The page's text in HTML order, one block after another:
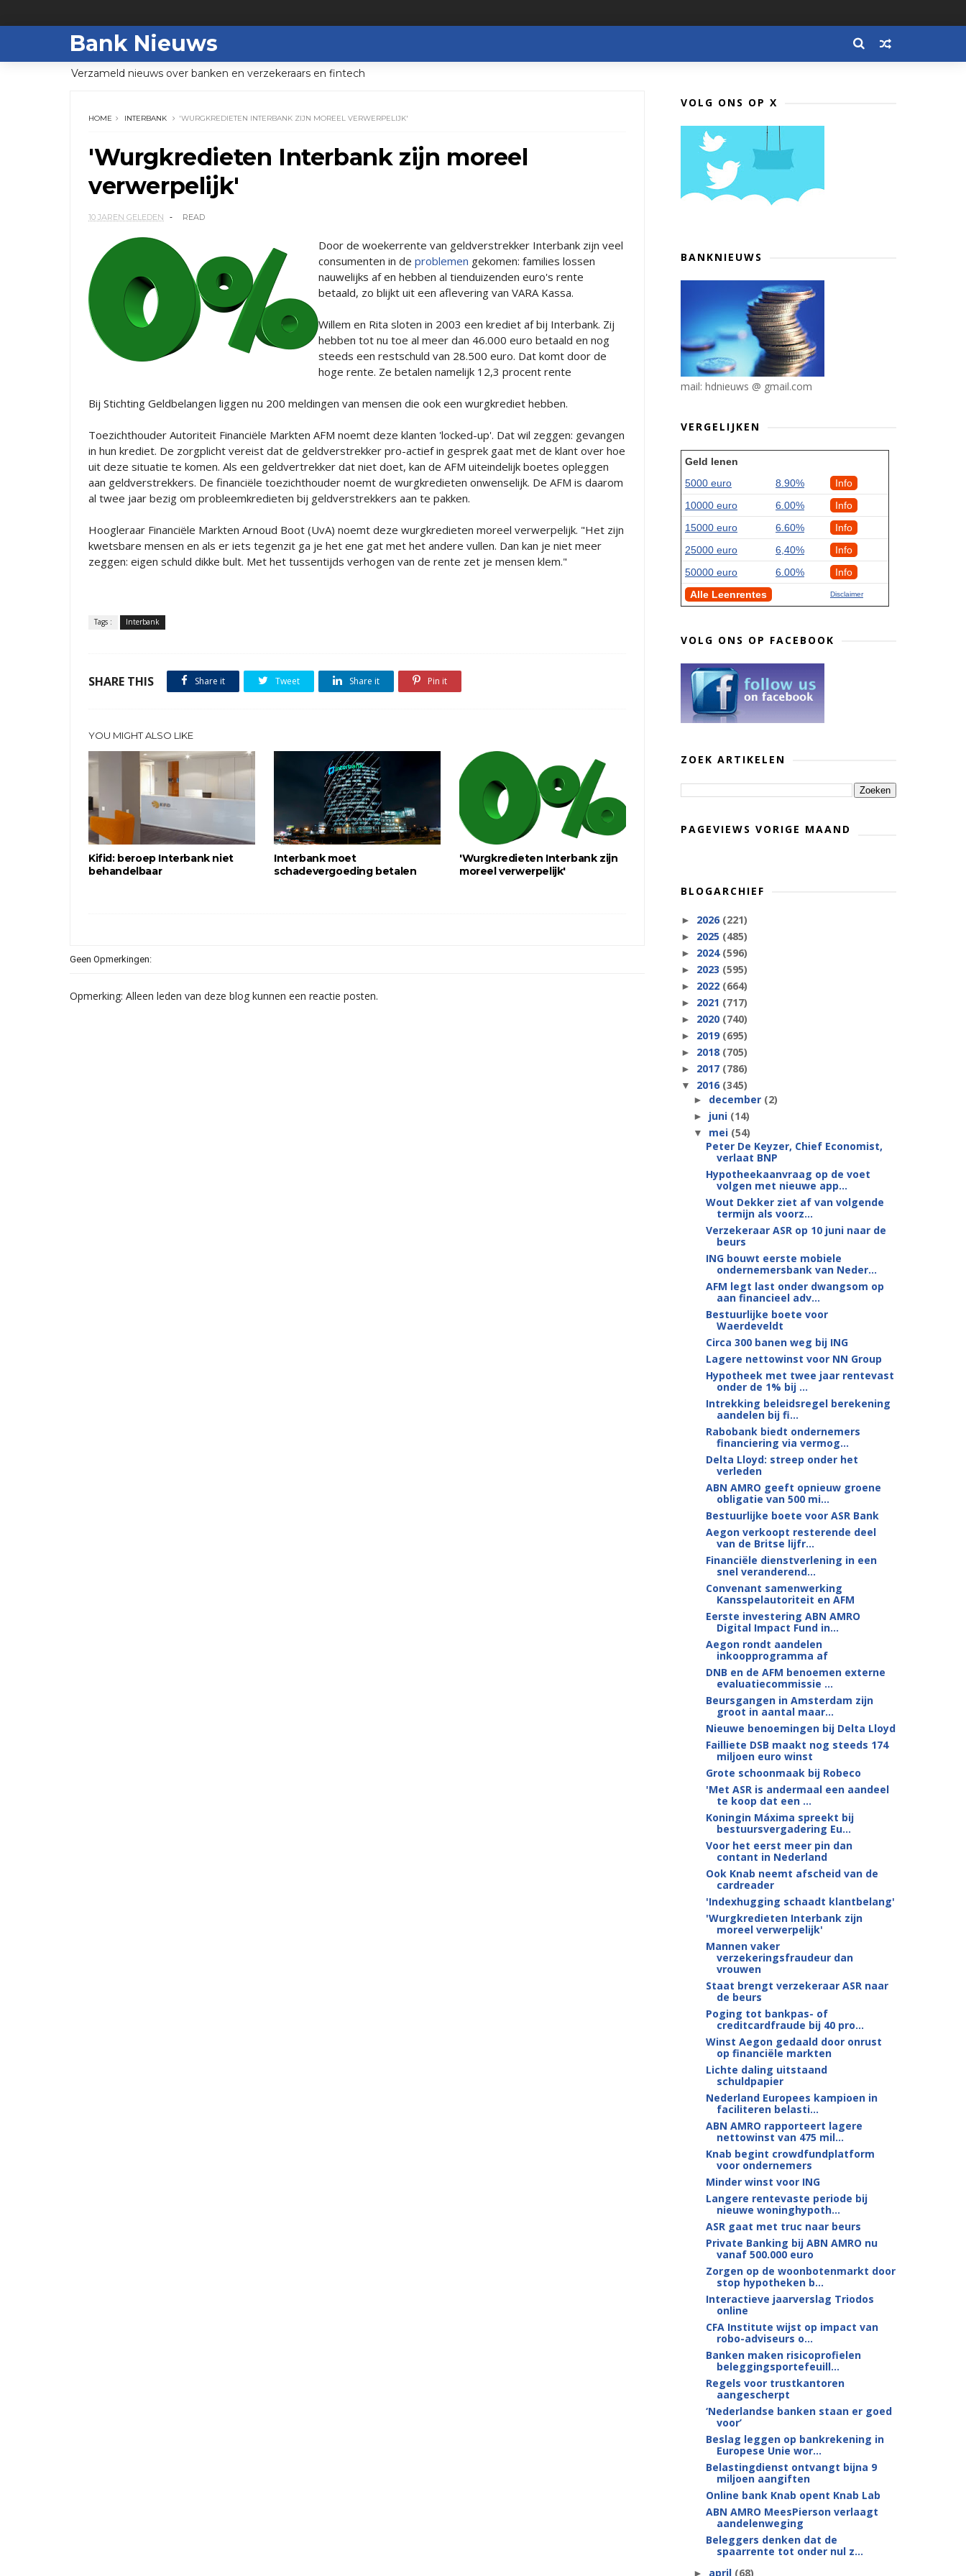
Bank Nieuws
Verzameld nieuws over banken en verzekeraars en fintech
HOME INTERBANK 'WURGKREDIETEN INTERBANK ZIJN MOREEL VERWERPELIJK'
'Wurgkredieten Interbank zijn moreel
verwerpelijk'
10 JAREN GELEDEN READ
Door de woekerrente van geldverstrekker Interbank zijn veel
consumenten in de problemen gekomen: families lossen
nauwelijks af en hebben al tienduizenden euro's rente
betaald, zo blijkt uit een aflevering van VARA Kassa.
Willem en Rita sloten in 2003 een krediet af bij Interbank. Zij
hebben tot nu toe al meer dan 46.000 euro betaald en nog
steeds een restschuld van 28.500 euro. Dat komt door de
hoge rente. Ze betalen namelijk 12,3 procent rente
Bij Stichting Geldbelangen liggen nu 200 meldingen van mensen die ook een wurgkrediet hebben.
Toezichthouder Autoriteit Financiële Markten AFM noemt deze klanten 'locked-up'. Dat wil zeggen: gevangen
in hun krediet. De zorgplicht vereist dat de geldverstrekker pro-actief in gesprek gaat met de klant over hoe
uit deze situatie te komen. Als een geldvertrekker dat niet doet, kan de AFM uiteindelijk boetes opleggen
aan geldverstrekkers. De financiële toezichthouder noemt de wurgkredieten onwenselijk. De AFM is daarom
al twee jaar bezig om probleemkredieten bij geldverstrekkers aan te pakken.
Hoogleraar Financiële Markten Arnoud Boot (UvA) noemt deze wurgkredieten moreel verwerpelijk. "Het zijn
kwetsbare mensen en als er iets tegenzit ga je het ene gat met het andere vullen. Dan kan je niet meer
zeggen: eigen schuld dikke bult. Met het tussentijds verhogen van de rente zet je mensen klem."
Tags : Interbank
SHARE THIS Share it Tweet Share it Pin it
YOU MIGHT ALSO LIKE
Kifid: beroep Interbank niet
behandelbaar
Interbank moet
schadevergoeding betalen
'Wurgkredieten Interbank zijn
moreel verwerpelijk'
Geen Opmerkingen:
Opmerking: Alleen leden van deze blog kunnen een reactie posten.
VOLG ONS OP X
BANKNIEUWS
mail: hdnieuws @ gmail.com
VERGELIJKEN
Geld lenen
5000 euro
8.90%
Info
10000 euro
6.00%
Info
15000 euro
6.60%
Info
25000 euro
6,40%
Info
50000 euro
6.00%
Info
Alle Leenrentes
Disclaimer
VOLG ONS OP FACEBOOK
ZOEK ARTIKELEN
PAGEVIEWS VORIGE MAAND
BLOGARCHIEF
► 2026 (221)
► 2025 (485)
► 2024 (596)
► 2023 (595)
► 2022 (664)
► 2021 (717)
► 2020 (740)
► 2019 (695)
► 2018 (705)
► 2017 (786)
▼ 2016 (345)
► december (2)
► juni (14)
▼ mei (54)
Peter De Keyzer, Chief Economist,
verlaat BNP
Hypotheekaanvraag op de voet
volgen met nieuwe app...
Wout Dekker ziet af van volgende
termijn als voorz...
Verzekeraar ASR op 10 juni naar de
beurs
ING bouwt eerste mobiele
ondernemersbank van Neder...
AFM legt last onder dwangsom op
aan financieel adv...
Bestuurlijke boete voor
Waerdeveldt
Circa 300 banen weg bij ING
Lagere nettowinst voor NN Group
Hypotheek met twee jaar rentevast
onder de 1% bij ...
Intrekking beleidsregel berekening
aandelen bij fi...
Rabobank biedt ondernemers
financiering via vermog...
Delta Lloyd: streep onder het
verleden
ABN AMRO geeft opnieuw groene
obligatie van 500 mi...
Bestuurlijke boete voor ASR Bank
Aegon verkoopt resterende deel
van de Britse lijfr...
Financiële dienstverlening in een
snel veranderend...
Convenant samenwerking
Kansspelautoriteit en AFM
Eerste investering ABN AMRO
Digital Impact Fund in...
Aegon rondt aandelen
inkoopprogramma af
DNB en de AFM benoemen externe
evaluatiecommissie ...
Beursgangen in Amsterdam zijn
groot in aantal maar...
Nieuwe benoemingen bij Delta Lloyd
Failliete DSB maakt nog steeds 174
miljoen euro winst
Grote schoonmaak bij Robeco
'Met ASR is andermaal een aandeel
te koop dat een ...
Koningin Máxima spreekt bij
bestuursvergadering Eu...
Voor het eerst meer pin dan
contant in Nederland
Ook Knab neemt afscheid van de
cardreader
'Indexhugging schaadt klantbelang'
'Wurgkredieten Interbank zijn
moreel verwerpelijk'
Mannen vaker
verzekeringsfraudeur dan
vrouwen
Staat brengt verzekeraar ASR naar
de beurs
Poging tot bankpas- of
creditcardfraude bij 40 pro...
Winst Aegon gedaald door onrust
op financiële markten
Lichte daling uitstaand
schuldpapier
Nederland Europees kampioen in
faciliteren belasti...
ABN AMRO rapporteert lagere
nettowinst van 475 mil...
Knab begint crowdfundplatform
voor ondernemers
Minder winst voor ING
Langere rentevaste periode bij
nieuwe woninghypoth...
ASR gaat met truc naar beurs
Private Banking bij ABN AMRO nu
vanaf 500.000 euro
Zorgen op de woonbotenmarkt door
stop hypotheken b...
Interactieve jaarverslag Triodos
online
CFA Institute wijst op impact van
robo-adviseurs o...
Banken maken risicoprofielen
beleggingsportefeuill...
Regels voor trustkantoren
aangescherpt
‘Nederlandse banken staan er goed
voor’
Beslag leggen op bankrekening in
Europese Unie wor...
Belastingdienst ontvangt bijna 9
miljoen aangiften
Online bank Knab opent Knab Lab
ABN AMRO MeesPierson verlaagt
aandelenweging
Beleggers denken dat de
spaarrente tot onder nul z...
► april (68)